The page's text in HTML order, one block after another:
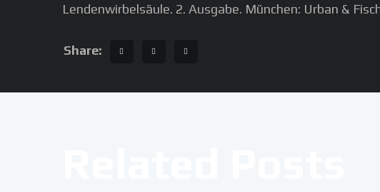
Lendenwirbelsäule. 2. Ausgabe. München: Urban &
Share: